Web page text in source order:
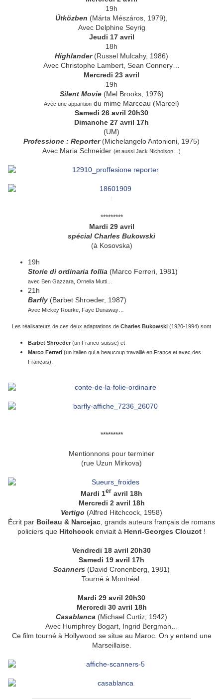
19h
Útközben (Márta Mészáros, 1979),
Avec Delphine Seyrig
Jeudi 17 avril
18h
Highlander(Russel Mulcahy, 1986)
Avec Christophe Lambert, Sean Connery…
Mercredi 23 avril
19h
Silent Movie(Mel Brooks, 1976)
Avec une apparition du mime Marceau (Marcel)
Samedi 26 avril 20h30
Dimanche 27 avril 17h
(UM)
Professione : Reporter(Michelangelo Antonioni, 1975)
Avec Maria Schneider (et aussi Jack Nicholson…)
*********
Mardi 29 avril
spécial Charles Bukowski
(à Kosovska)
19h
Storie di ordinaria follia (Marco Ferreri, 1981)
avec Ben Gazzara, Ornella Mutti…
21h
Barfly (Barbet Shroeder, 1987)
Avec Mickey Rourke, Faye Dunaway…
Les réalisateurs de ces deux adaptations de Charles Bukowski (1920-1994) sont
Barbet Shroeder (un Franco-suisse) et
Marco Ferreri (un italien qui a beaucoup travaillé en France et avec des
Français).
*********
Mentionnons pour terminer
(rue Uzun Mirkova)
Mardi 1er avril 18h
Mercredi 2 avril 18h
Vertigo (Alfred Hitchcock, 1958)
Écrit par Boileau & Narcejac , grands auteurs français de romans
policiers que Hitchcock enviait à Henri-Georges Clouzot !
Vendredi 18 avril 20h30
Samedi 19 avril 17h
Scanners (David Cronenberg, 1981)
Tourné à Montréal.
Mardi 29 avril 20h30
Mercredi 30 avril 18h
Casablanca (Michael Curtiz, 1942)
Avec Humphrey Bogart, Ingrid Bergman…
Ce film tourné à Hollywood se situe au Maroc. On y entend une
Marseillaise.